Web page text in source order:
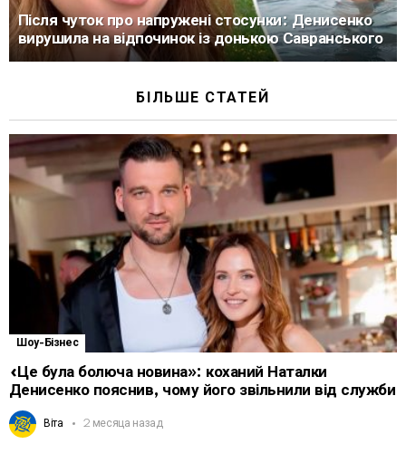
Після чуток про напружені стосунки: Денисенко
вирушила на відпочинок із донькою Савранського
БІЛЬШЕ СТАТЕЙ
Шоу-Бізнес
«Це була болюча новина»: коханий Наталки
Денисенко пояснив, чому його звільнили від служби
Віта 2 месяца назад